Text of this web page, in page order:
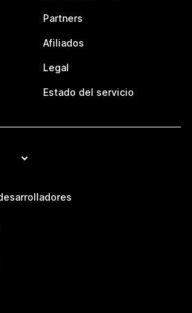
Partners
Afiliados
Legal
Estado del servicio